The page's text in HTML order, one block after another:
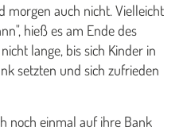
morgen auch nicht. Vielleicht
hieß es am Ende des
lange, bis sich Kinder in
setzten und sich zufrieden
noch einmal auf ihre Bank